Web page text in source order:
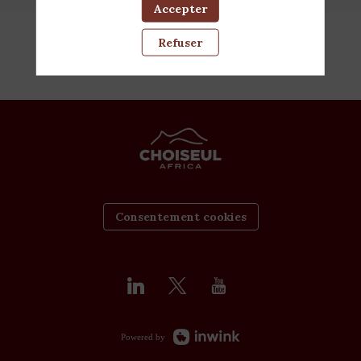
Consentement cookies
Powered by
Accepter
Refuser